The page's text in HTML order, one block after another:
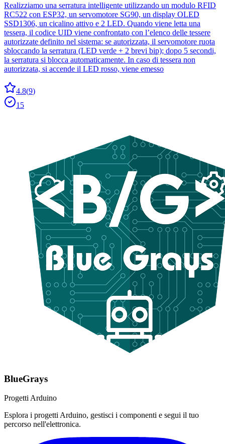
Realizziamo una serratura intelligente utilizzando un modulo RFID
RC522 con ESP32, un servomotore SG90, un display OLED
SSD1306, un cicalino attivo e 2 LED. Quando viene letta una
tessera, il codice UID viene confrontato con l’elenco delle tessere
autorizzate definito nel sistema: se autorizzata, il servomotore ruota
sbloccando la serratura (LED verde + 2 brevi bip); dopo 5 secondi,
la serratura si blocca automaticamente. In caso di tessera non
autorizzata, si accende il LED rosso, viene emesso
4.8(9)
15
BlueGrays
Progetti Arduino
Esplora i progetti Arduino, gestisci i componenti e segui il tuo
percorso nell'elettronica.